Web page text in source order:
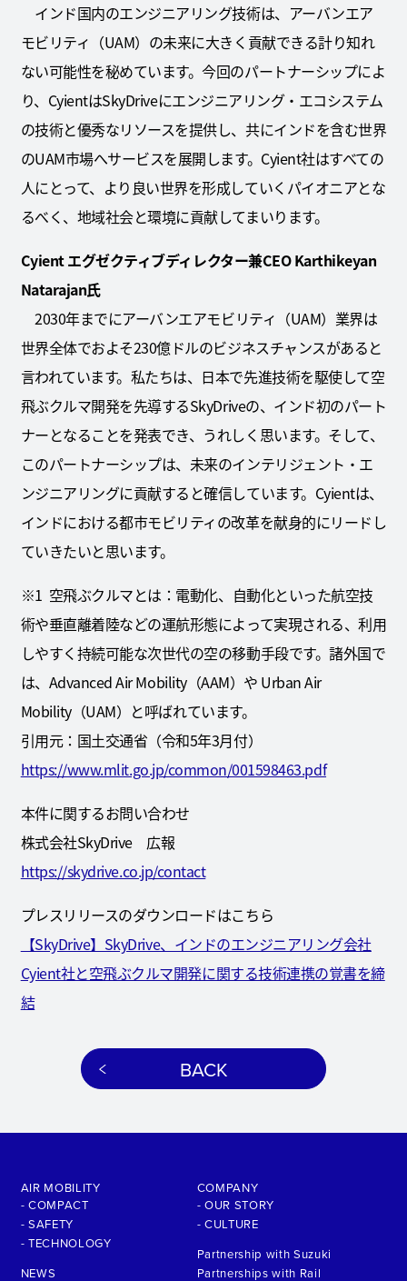
インド国内のエンジニアリング技術は、アーバンエア
モビリティ（UAM）の未来に大きく貢献できる計り知れ
ない可能性を秘めています。今回のパートナーシップによ
り、CyientはSkyDriveにエンジニアリング・エコシステム
の技術と優秀なリソースを提供し、共にインドを含む世界
のUAM市場へサービスを展開します。Cyient社はすべての
人にとって、より良い世界を形成していくパイオニアとな
るべく、地域社会と環境に貢献してまいります。
Cyient エグゼクティブディレクター兼CEOKarthikeyan
Natarajan氏
2030年までにアーバンエアモビリティ（UAM）業界は
世界全体でおよそ230億ドルのビジネスチャンスがあると
言われています。私たちは、日本で先進技術を駆使して空
飛ぶクルマ開発を先導するSkyDriveの、インド初のパート
ナーとなることを発表でき、うれしく思います。そして、
このパートナーシップは、未来のインテリジェント・エ
ンジニアリングに貢献すると確信しています。Cyientは、
インドにおける都市モビリティの改革を献身的にリードし
ていきたいと思います。
※1 空飛ぶクルマとは：電動化、自動化といった航空技
術や垂直離着陸などの運航形態によって実現される、利用
しやすく持続可能な次世代の空の移動手段です。諸外国で
は、Advanced Air Mobility（AAM）や Urban Air
Mobility（UAM）と呼ばれています。
引用元：国土交通省（令和5年3月付）
https://www.mlit.go.jp/common/001598463.pdf
本件に関するお問い合わせ
株式会社SkyDrive 広報
https://skydrive.co.jp/contact
プレスリリースのダウンロードはこちら
【SkyDrive】SkyDrive、インドのエンジニアリング会社
Cyient社と空飛ぶクルマ開発に関する技術連携の覚書を締
結
BACK
AIR MOBILITY
- COMPACT
- SAFETY
- TECHNOLOGY
NEWS
COMPANY
- OUR STORY
- CULTURE
Partnership with Suzuki
Partnerships with Rail